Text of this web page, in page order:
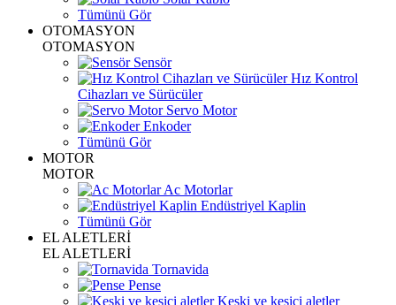
Tümünü Gör
OTOMASYON
OTOMASYON
Sensör
Hız Kontrol
Cihazları ve Sürücüler
Servo Motor
Enkoder
Tümünü Gör
MOTOR
MOTOR
Ac Motorlar
Endüstriyel Kaplin
Tümünü Gör
EL ALETLERİ
EL ALETLERİ
Tornavida
Pense
Keski ve kesici aletler